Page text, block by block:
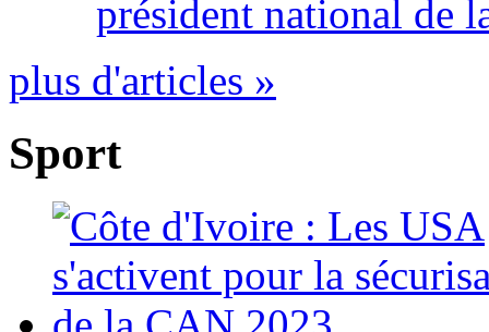
président national de
plus d'articles »
Sport